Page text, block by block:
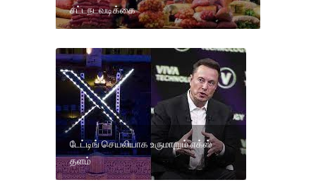
சட்டநடவடிக்கை
டேட்டிங் செயலியாக உருமாறும் எக்ஸ்
தளம்